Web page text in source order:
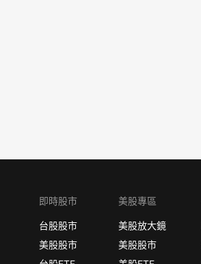
即時股市
台股股市
美股股市
美股專區
美股放大鏡
美股股市